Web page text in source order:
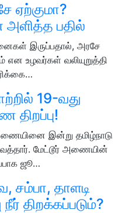
ஏற்குமா?
அளித்த பதில்
இருப்பதால், அரசே
உழவர்கள் வலியுறுத்தி
19-வது
திறப்பு!
அணையினை இன்று தமிழ்நாடு
மேட்டூர் அணையின்
ஜூ…
சம்பா, தாளடி
திறக்கப்படும்?